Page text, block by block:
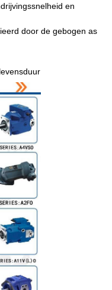
en
door de gebogen as